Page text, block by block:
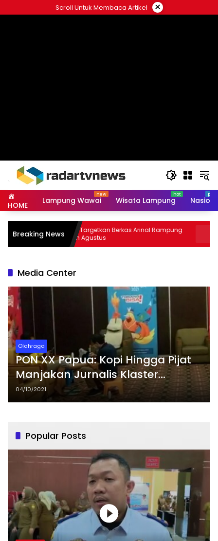
to
Scroll Untuk Membaca Artikel ×
HOME Lampung Wawai Wisata Lampung
Breaking News
Kejati Targetkan Berkas Arinal Rampung
Bulan Agustus
Media Center
Olahraga
PON XX Papua: Kopi Hingga Pijat
Manjakan Jurnalis Klaster
Jayapura
04/10/2021
Popular Posts